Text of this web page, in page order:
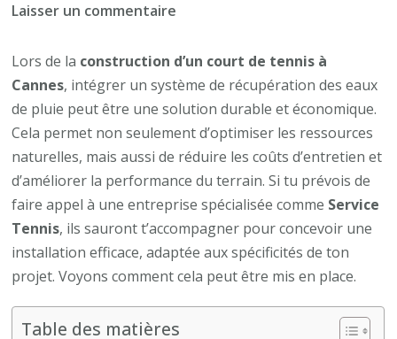
Laisser un commentaire
intégrer
un
système
de
récupération
des
eaux
de
pluie
dans
Lors de la construction d’un court de tennis à
Cannes, intégrer un système de récupération des eaux
de pluie peut être une solution durable et économique.
Cela permet non seulement d’optimiser les ressources
naturelles, mais aussi de réduire les coûts d’entretien et
d’améliorer la performance du terrain. Si tu prévois de
faire appel à une entreprise spécialisée comme Service
Tennis, ils sauront t’accompagner pour concevoir une
installation efficace, adaptée aux spécificités de ton
projet. Voyons comment cela peut être mis en place.
Table des matières